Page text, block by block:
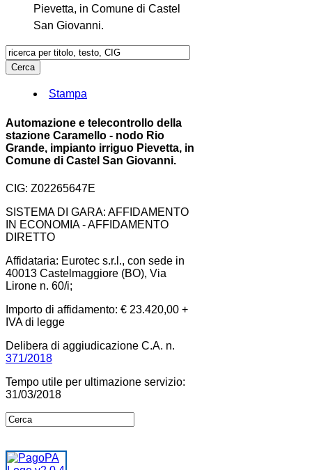
Pievetta, in Comune di Castel
San Giovanni.
Stampa
Automazione e telecontrollo della
stazione Caramello - nodo Rio
Grande, impianto irriguo Pievetta, in
Comune di Castel San Giovanni.
CIG: Z02265647E
SISTEMA DI GARA: AFFIDAMENTO
IN ECONOMIA - AFFIDAMENTO
DIRETTO
Affidataria: Eurotec s.r.l., con sede in
40013 Castelmaggiore (BO), Via
Lirone n. 60/i;
Importo di affidamento: € 23.420,00 +
IVA di legge
Delibera di aggiudicazione C.A. n.
371/2018
Tempo utile per ultimazione servizio:
31/03/2018